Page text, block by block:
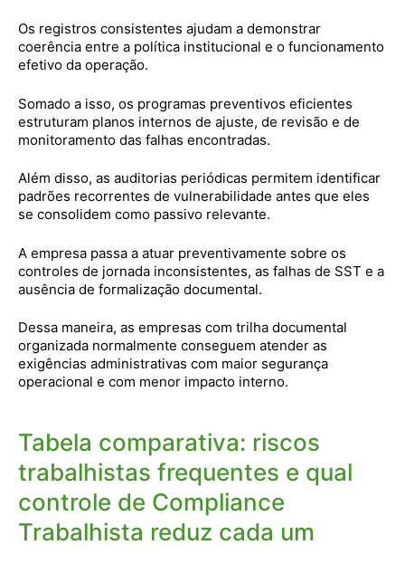
Os registros consistentes ajudam a demonstrar
coerência entre a política institucional e o funcionamento
efetivo da operação.
Somado a isso, os programas preventivos eficientes
estruturam planos internos de ajuste, de revisão e de
monitoramento das falhas encontradas.
Além disso, as auditorias periódicas permitem identificar
padrões recorrentes de vulnerabilidade antes que eles
se consolidem como passivo relevante.
A empresa passa a atuar preventivamente sobre os
controles de jornada inconsistentes, as falhas de SST e a
ausência de formalização documental.
Dessa maneira, as empresas com trilha documental
organizada normalmente conseguem atender as
exigências administrativas com maior segurança
operacional e com menor impacto interno.
Tabela comparativa: riscos
trabalhistas frequentes e qual
controle de Compliance
Trabalhista reduz cada um